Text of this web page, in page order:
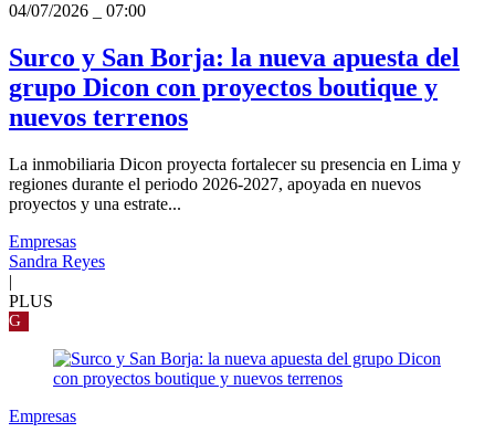
04/07/2026
07:00
Surco y San Borja: la nueva apuesta del
grupo Dicon con proyectos boutique y
nuevos terrenos
La inmobiliaria Dicon proyecta fortalecer su presencia en Lima y
regiones durante el periodo 2026-2027, apoyada en nuevos
proyectos y una estrate...
Empresas
Sandra Reyes
|
PLUS
G
Empresas